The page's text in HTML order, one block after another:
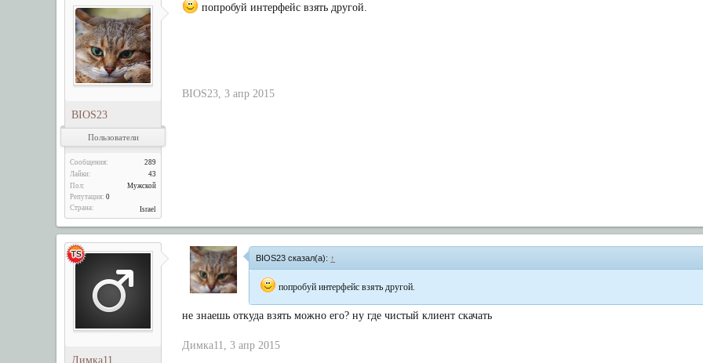
BIOS23
Пользователи
Сообщения:
289
Лайки:
43
Пол:
Мужской
Репутация: 0
Страна:
Israel
попробуй интерфейс взять другой.
BIOS23, 3 апр 2015
Димка11
BIOS23 сказал(а): ↑
попробуй интерфейс взять другой.
не знаешь откуда взять можно его? ну где чистый клиент скачать
Димка11, 3 апр 2015